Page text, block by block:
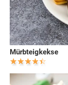
Mürbteigkekse